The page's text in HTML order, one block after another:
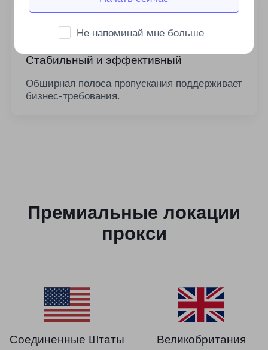
Стабильный и эффективный
Обширная полоса пропускания поддерживает
бизнес-требования.
Премиальные локации
прокси
Соединенные Штаты
Великобритания
Не напоминай мне больше